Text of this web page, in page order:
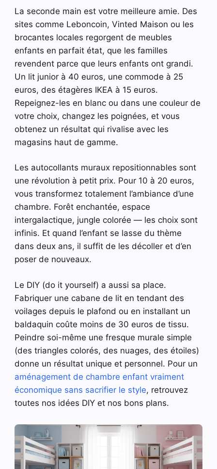
La seconde main est votre meilleure amie. Des
sites comme Leboncoin, Vinted Maison ou les
brocantes locales regorgent de meubles
enfants en parfait état, que les familles
revendent parce que leurs enfants ont grandi.
Un lit junior à 40 euros, une commode à 25
euros, des étagères IKEA à 15 euros.
Repeignez-les en blanc ou dans une couleur de
votre choix, changez les poignées, et vous
obtenez un résultat qui rivalise avec les
magasins haut de gamme.
Les autocollants muraux repositionnables sont
une révolution à petit prix. Pour 10 à 20 euros,
vous transformez totalement l’ambiance d’une
chambre. Forêt enchantée, espace
intergalactique, jungle colorée — les choix sont
infinis. Et quand l’enfant se lasse du thème
dans deux ans, il suffit de les décoller et d’en
poser de nouveaux.
Le DIY (do it yourself) a aussi sa place.
Fabriquer une cabane de lit en tendant des
voilages depuis le plafond ou en installant un
baldaquin coûte moins de 30 euros de tissu.
Peindre soi-même une fresque murale simple
(des triangles colorés, des nuages, des étoiles)
donne un résultat unique et personnel. Pour un
aménagement de chambre enfant vraiment
économique sans sacrifier le style, retrouvez
toutes nos idées DIY et nos bons plans.